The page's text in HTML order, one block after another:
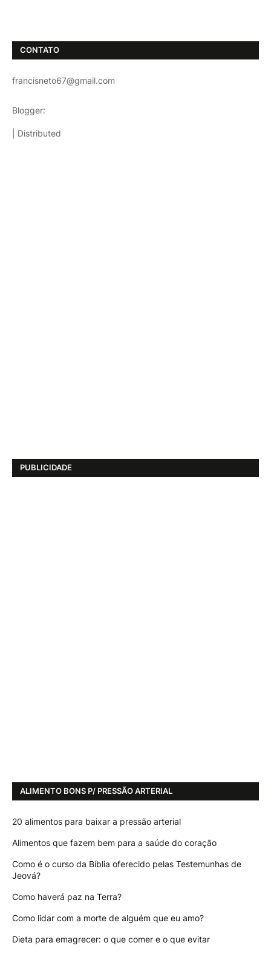
CONTATO
francisneto67@gmail.com
Blogger:
| Distributed
PUBLICIDADE
ALIMENTO BONS P/ PRESSÃO ARTERIAL
20 alimentos para baixar a pressão arterial
Alimentos que fazem bem para a saúde do coração
Como é o curso da Bíblia oferecido pelas Testemunhas de
Jeová?
Como haverá paz na Terra?
Como lidar com a morte de alguém que eu amo?
Dieta para emagrecer: o que comer e o que evitar